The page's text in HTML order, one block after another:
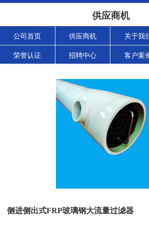
供应商机
公司首页 供应商机 关于我
荣誉认证 招聘中心 客户案
侧进侧出式FRP玻璃钢大流量过滤器